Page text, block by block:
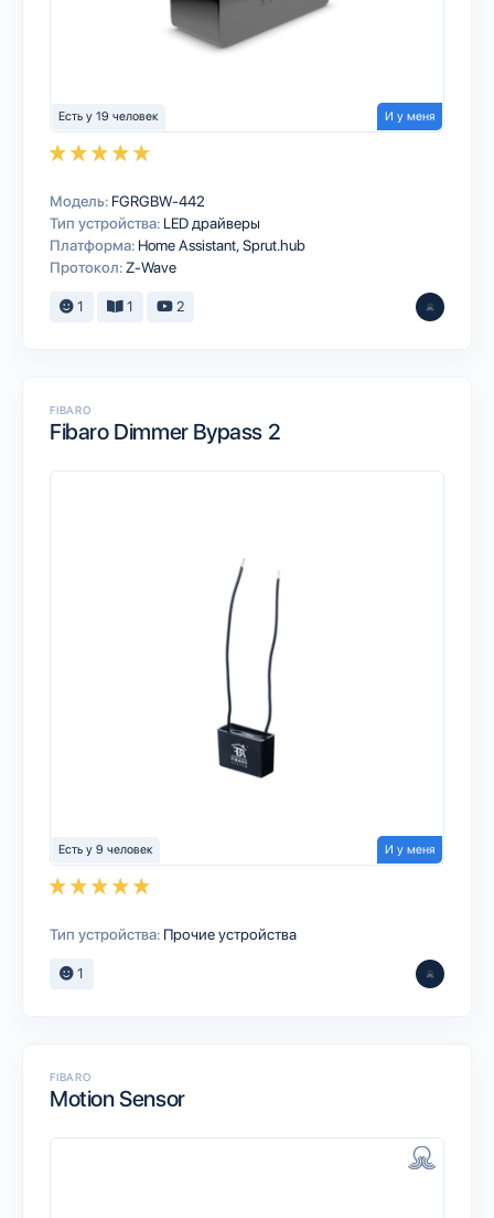
Есть у 19 человек И у меня
Модель: FGRGBW-442
Тип устройства: LED драйверы
Платформа: Home AssistantSprut.hub
Протокол: Z-Wave
1 1 2
FIBARO
Fibaro Dimmer Bypass 2
Есть у 9 человек И у меня
Тип устройства: Прочие устройства
1
FIBARO
Motion Sensor